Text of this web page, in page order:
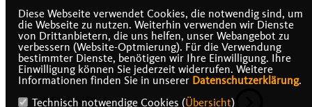
IMPRESSUM DATENSCHUTZ KONTAKT
CDU NRW
Diese Webseite verwendet Cookies, die notwendig sind, um
die Webseite zu nutzen. Weiterhin verwenden wir Dienste
von Drittanbietern, die uns helfen, unser Webangebot zu
verbessern (Website-Optmierung). Für die Verwendung
bestimmter Dienste, benötigen wir Ihre Einwilligung. Ihre
Einwilligung können Sie jederzeit widerrufen. Weitere
Informationen finden Sie in unserer Datenschutzerklärung.
Technisch notwendige Cookies (Übersicht)